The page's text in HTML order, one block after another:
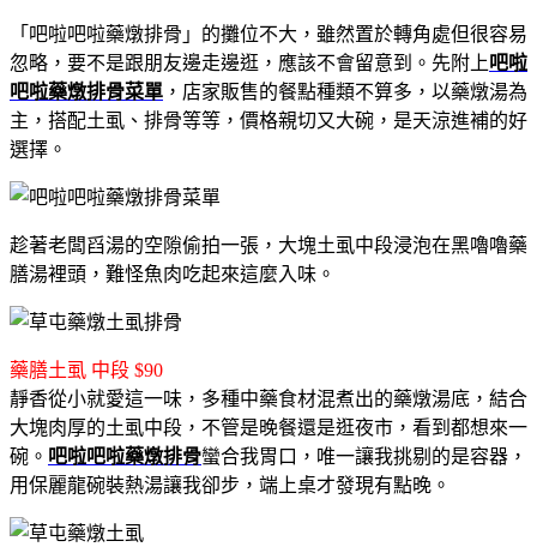
「吧啦吧啦藥燉排骨」的攤位不大，雖然置於轉角處但很容易
忽略，要不是跟朋友邊走邊逛，應該不會留意到。先附上吧啦
吧啦藥燉排骨菜單 ，店家販售的餐點種類不算多，以藥燉湯為
主，搭配土虱、排骨等等，價格親切又大碗，是天涼進補的好
選擇。
趁著老闆舀湯的空隙偷拍一張，大塊土虱中段浸泡在黑嚕嚕藥
膳湯裡頭，難怪魚肉吃起來這麼入味。
藥膳土虱 中段 $90
靜香從小就愛這一味，多種中藥食材混煮出的藥燉湯底，結合
大塊肉厚的土虱中段，不管是晚餐還是逛夜市，看到都想來一
碗。 吧啦吧啦藥燉排骨蠻合我胃口，唯一讓我挑剔的是容器，
用保麗龍碗裝熱湯讓我卻步，端上桌才發現有點晚。